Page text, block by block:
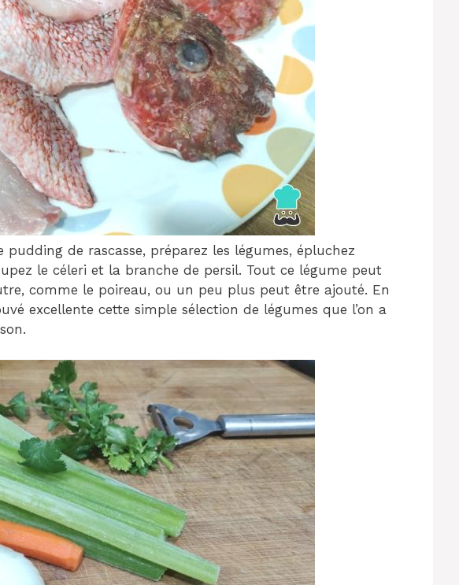
pudding de rascasse, préparez les légumes, épluchez
le céleri et la branche de persil. Tout ce légume peut
comme le poireau, ou un peu plus peut être ajouté. En
excellente cette simple sélection de légumes que l’on a